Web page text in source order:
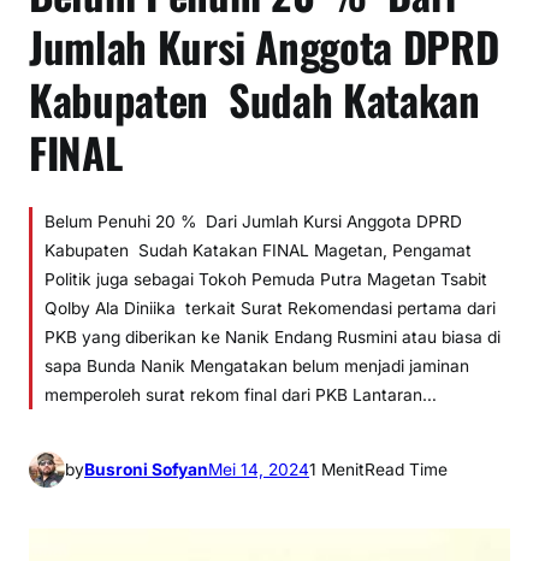
Jumlah Kursi Anggota DPRD
Kabupaten Sudah Katakan
FINAL
Belum Penuhi 20 % Dari Jumlah Kursi Anggota DPRD
Kabupaten Sudah Katakan FINAL Magetan, Pengamat
Politik juga sebagai Tokoh Pemuda Putra Magetan Tsabit
Qolby Ala Diniika terkait Surat Rekomendasi pertama dari
PKB yang diberikan ke Nanik Endang Rusmini atau biasa di
sapa Bunda Nanik Mengatakan belum menjadi jaminan
memperoleh surat rekom final dari PKB Lantaran…
byBusroni SofyanMei 14, 20241 MenitRead Time